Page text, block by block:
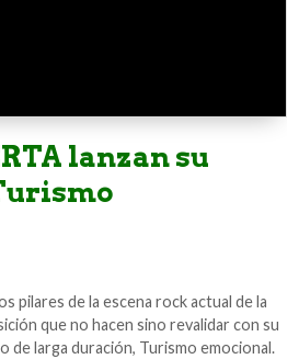
lanzan su
pilares de la escena rock actual de la
que no hacen sino revalidar con su
de larga duración, Turismo emocional.